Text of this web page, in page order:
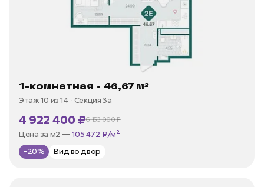
1-комнатная • 46,67 м²
Этаж 10 из 14 Секция 3а
4 922 400 ₽6 153 000 ₽
В ипотеку —от 23 610 ₽/мес
Цена за м2 —
-20% Вид во двор